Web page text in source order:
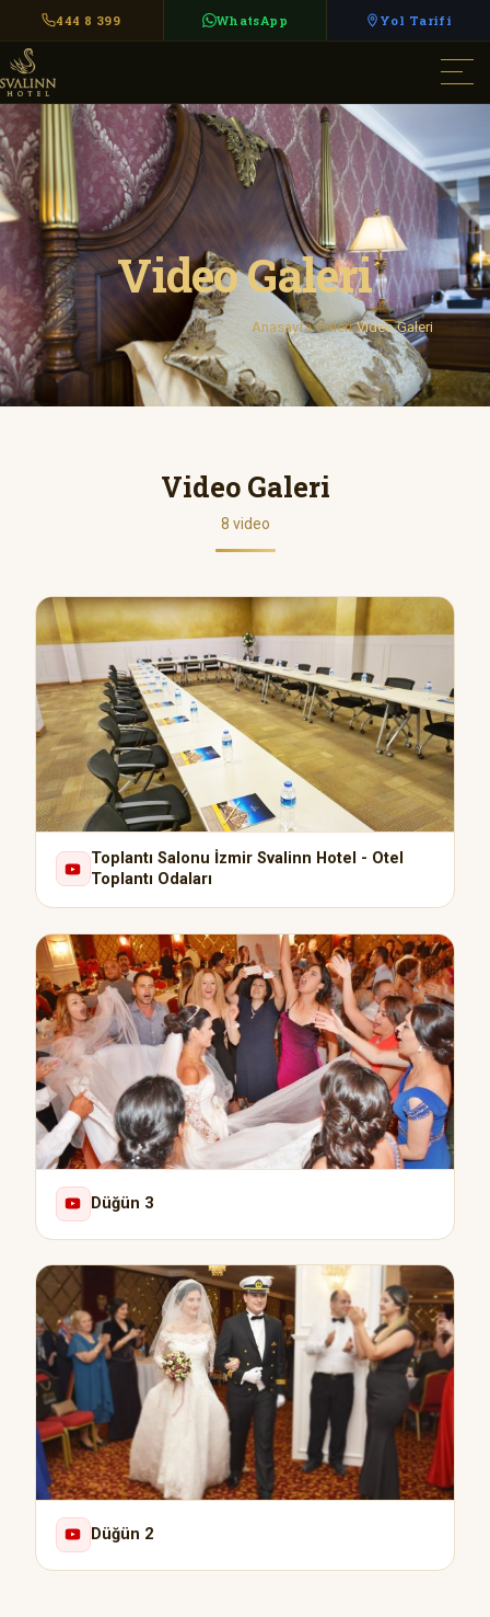
444 8 399 WhatsApp Yol Tarifi
Video Galeri
Anasayfa Galeri Video Galeri
Video Galeri
8 video
Toplantı Salonu İzmir Svalinn Hotel - Otel
Toplantı Odaları
Düğün 3
Düğün 2